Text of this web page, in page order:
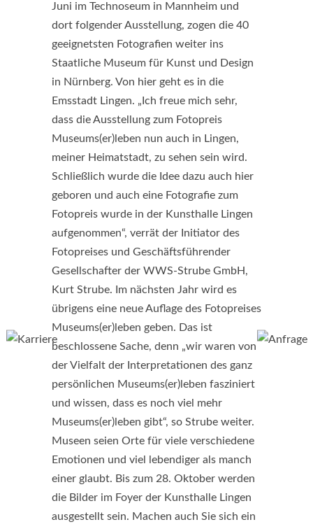
Juni im Technoseum in Mannheim und
dort folgender Ausstellung, zogen die 40
geeignetsten Fotografien weiter ins
Staatliche Museum für Kunst und Design
in Nürnberg. Von hier geht es in die
Emsstadt Lingen. „Ich freue mich sehr,
dass die Ausstellung zum Fotopreis
Museums(er)leben nun auch in Lingen,
meiner Heimatstadt, zu sehen sein wird.
Schließlich wurde die Idee dazu auch hier
geboren und auch eine Fotografie zum
Fotopreis wurde in der Kunsthalle Lingen
aufgenommen“, verrät der Initiator des
Fotopreises und Geschäftsführender
Gesellschafter der WWS-Strube GmbH,
Kurt Strube. Im nächsten Jahr wird es
übrigens eine neue Auflage des Fotopreises
Museums(er)leben geben. Das ist
beschlossene Sache, denn „wir waren von
der Vielfalt der Interpretationen des ganz
persönlichen Museums(er)leben fasziniert
und wissen, dass es noch viel mehr
Museums(er)leben gibt“, so Strube weiter.
Museen seien Orte für viele verschiedene
Emotionen und viel lebendiger als manch
einer glaubt. Bis zum 28. Oktober werden
die Bilder im Foyer der Kunsthalle Lingen
ausgestellt sein. Machen auch Sie sich ein